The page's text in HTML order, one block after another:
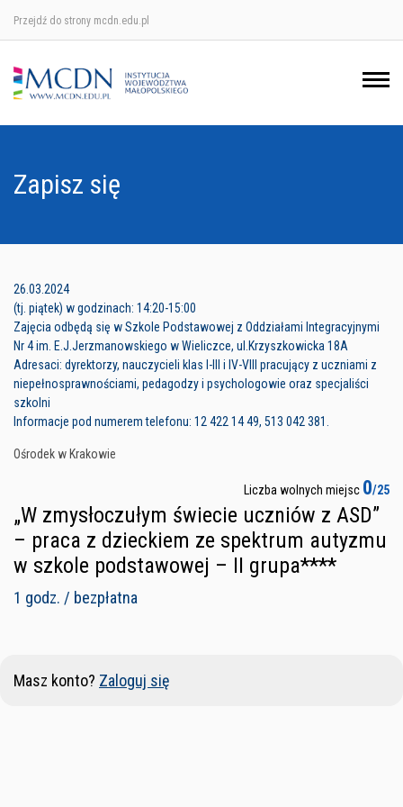
Przejdź do strony mcdn.edu.pl
Zapisz się
26.03.2024
(tj. piątek) w godzinach: 14:20-15:00
Zajęcia odbędą się w Szkole Podstawowej z Oddziałami Integracyjnymi
Nr 4 im. E.J.Jerzmanowskiego w Wieliczce, ul.Krzyszkowicka 18A
Adresaci: dyrektorzy, nauczycieli klas I-III i IV-VIII pracujący z uczniami z
niepełnosprawnościami, pedagodzy i psychologowie oraz specjaliści
szkolni
Informacje pod numerem telefonu: 12 422 14 49, 513 042 381.
Ośrodek w Krakowie
Liczba wolnych miejsc 0/25
„W zmysłoczułym świecie uczniów z ASD”
– praca z dzieckiem ze spektrum autyzmu
w szkole podstawowej – II grupa****
1 godz. / bezpłatna
Masz konto? Zaloguj się
Ośrodek w Krakowie
Ośrodek w Nowym Sączu
Ośrodek w Tarnowie